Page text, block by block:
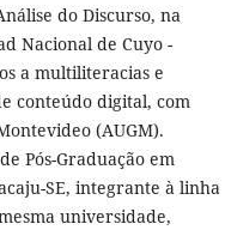
do Discurso, na
Nacional de Cuyo -
a multiliteracias e
conteúdo digital, com
(AUGM).
Pós-Graduação em
SE, integrante à linha
universidade,